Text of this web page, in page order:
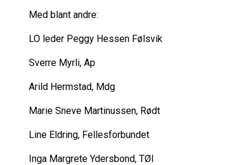
Med blant andre:
LO leder Peggy Hessen Følsvik
Sverre Myrli, Ap
Arild Hermstad, Mdg
Marie Sneve Martinussen, Rødt
Line Eldring, Fellesforbundet
Inga Margrete Ydersbond, TØI